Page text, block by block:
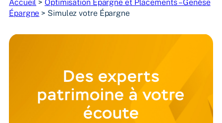
Accueil > Optimisation Épargne et Placements – Genèse
Épargne > Simulez votre Épargne
Des experts
patrimoine à votre
écoute